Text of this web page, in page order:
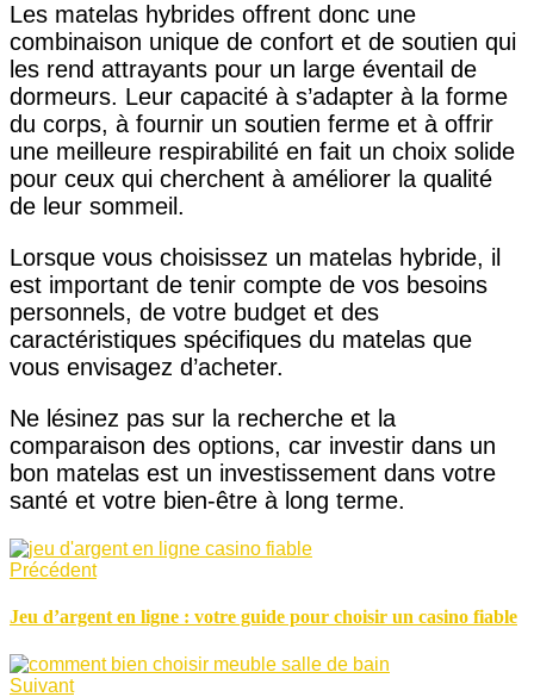
Les matelas hybrides offrent donc une
combinaison unique de confort et de soutien qui
les rend attrayants pour un large éventail de
dormeurs. Leur capacité à s’adapter à la forme
du corps, à fournir un soutien ferme et à offrir
une meilleure respirabilité en fait un choix solide
pour ceux qui cherchent à améliorer la qualité
de leur sommeil.
Lorsque vous choisissez un matelas hybride, il
est important de tenir compte de vos besoins
personnels, de votre budget et des
caractéristiques spécifiques du matelas que
vous envisagez d’acheter.
Ne lésinez pas sur la recherche et la
comparaison des options, car investir dans un
bon matelas est un investissement dans votre
santé et votre bien-être à long terme.
Précédent
Jeu d’argent en ligne : votre guide pour choisir un casino fiable
Suivant